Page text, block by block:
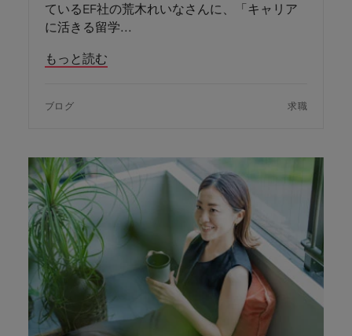
ているEF社の荒木れいなさんに、「キャリア
に活きる留学
もっと読む
ブログ 求職